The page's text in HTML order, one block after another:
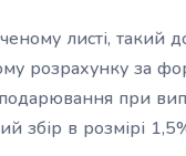
листі, такий
розрахунку
при
збір в розмірі